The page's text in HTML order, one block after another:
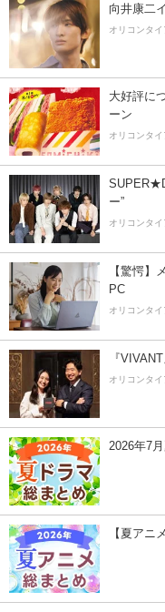
向井康二
オリコンタ
大好評に
ーン
オリコンタ
ー”
オリコンタ
【驚愕】
PC
オリコンタ
『
オリコンタ
2026年7
【夏アニ